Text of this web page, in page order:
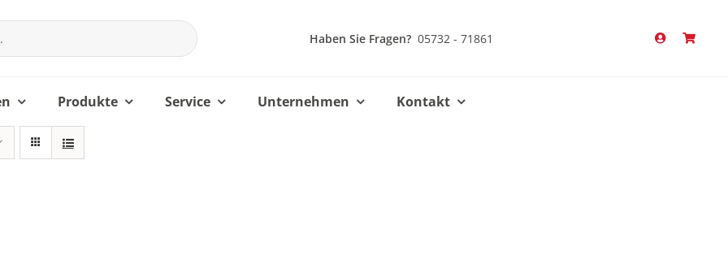
Haben Sie Fragen?05732 - 71861
Produkte Service Unternehmen Kontakt